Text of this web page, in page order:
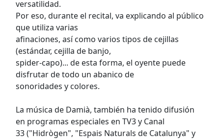
versatilidad.
Por eso, durante el recital, va explicando al público
que utiliza varias
afinaciones, así como varios tipos de cejillas
(estándar, cejilla de banjo,
spider-capo)... de esta forma, el oyente puede
disfrutar de todo un abanico de
sonoridades y colores.
La música de Damià, también ha tenido difusión
en programas especiales en TV3 y Canal
33 ("Hidrògen", "Espais Naturals de Catalunya" y